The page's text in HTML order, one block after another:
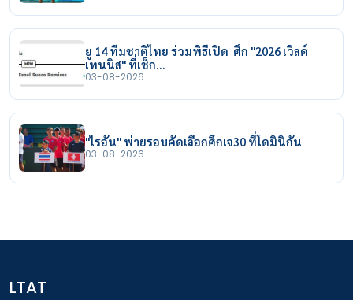
ยู 14 ทีมชาติไทย ร่วมพิธีเปิด ศึก "2026 เวิลด์
เทนนิส" ที่เช็ก…
03-08-2026
"ไรอัน" พ่ายรอบคัดเลือกศึกเจ30 ที่โดมินิกัน
03-08-2026
LTAT